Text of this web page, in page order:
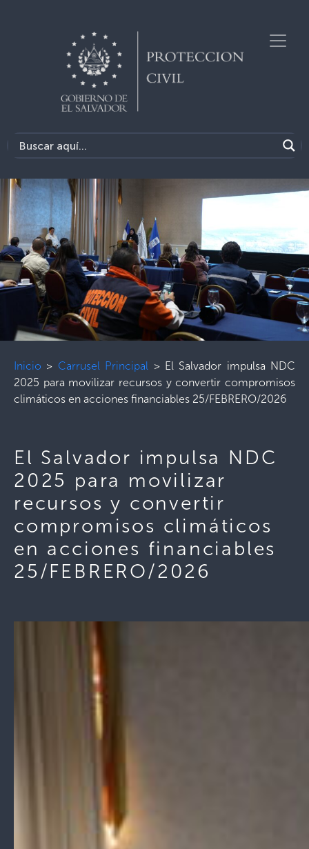
Inicio > Carrusel Principal > El Salvador impulsa NDC
2025 para movilizar recursos y convertir compromisos
climáticos en acciones financiables 25/FEBRERO/2026
El Salvador impulsa NDC
2025 para movilizar
recursos y convertir
compromisos climáticos
en acciones financiables
25/FEBRERO/2026